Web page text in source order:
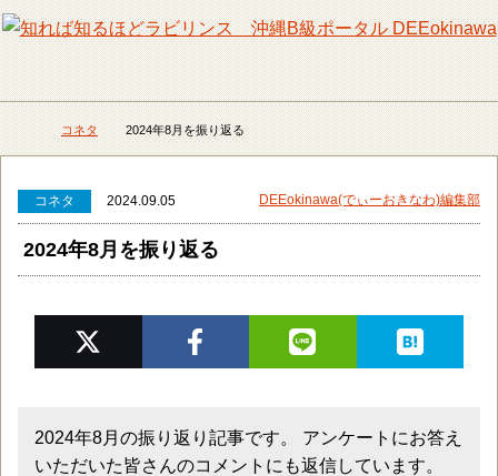
メニュー 検
DEEokinawaトップ
コネタ 2024年8月を振り返る
コネタ 2024.09.05 DEEokinawa(でぃーおきなわ)編集部
2024年8月を振り返る
2024年8月の振り返り記事です。 アンケートにお答え
いただいた皆さんのコメントにも返信しています。